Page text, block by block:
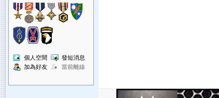
個人空間
發短消息
加為好友
當前離線